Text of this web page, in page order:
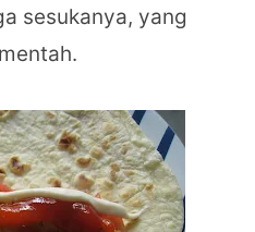
sesukanya, yang